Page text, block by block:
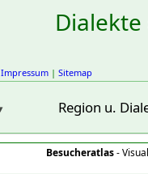
Impressum | Sitemap
Region u.
Besucheratlas-